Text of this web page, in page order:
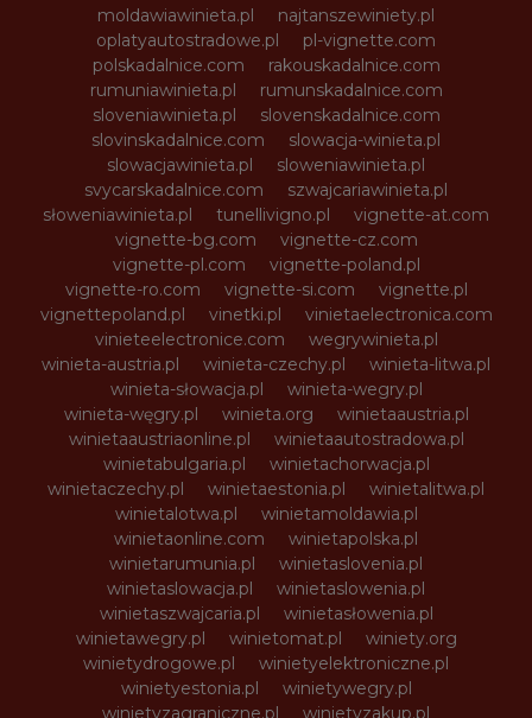
moldawiawinieta.pl
najtanszewiniety.pl
oplatyautostradowe.pl
pl-vignette.com
polskadalnice.com
rakouskadalnice.com
rumuniawinieta.pl
rumunskadalnice.com
sloveniawinieta.pl
slovenskadalnice.com
slovinskadalnice.com
slowacja-winieta.pl
slowacjawinieta.pl
sloweniawinieta.pl
svycarskadalnice.com
szwajcariawinieta.pl
słoweniawinieta.pl
tunellivigno.pl
vignette-at.com
vignette-bg.com
vignette-cz.com
vignette-pl.com
vignette-poland.pl
vignette-ro.com
vignette-si.com
vignette.pl
vignettepoland.pl
vinetki.pl
vinietaelectronica.com
vinieteelectronice.com
wegrywinieta.pl
winieta-austria.pl
winieta-czechy.pl
winieta-litwa.pl
winieta-słowacja.pl
winieta-wegry.pl
winieta-węgry.pl
winieta.org
winietaaustria.pl
winietaaustriaonline.pl
winietaautostradowa.pl
winietabulgaria.pl
winietachorwacja.pl
winietaczechy.pl
winietaestonia.pl
winietalitwa.pl
winietalotwa.pl
winietamoldawia.pl
winietaonline.com
winietapolska.pl
winietarumunia.pl
winietaslovenia.pl
winietaslowacja.pl
winietaslowenia.pl
winietaszwajcaria.pl
winietasłowenia.pl
winietawegry.pl
winietomat.pl
winiety.org
winietydrogowe.pl
winietyelektroniczne.pl
winietyestonia.pl
winietywegry.pl
winietyzagraniczne.pl
winietyzakup.pl